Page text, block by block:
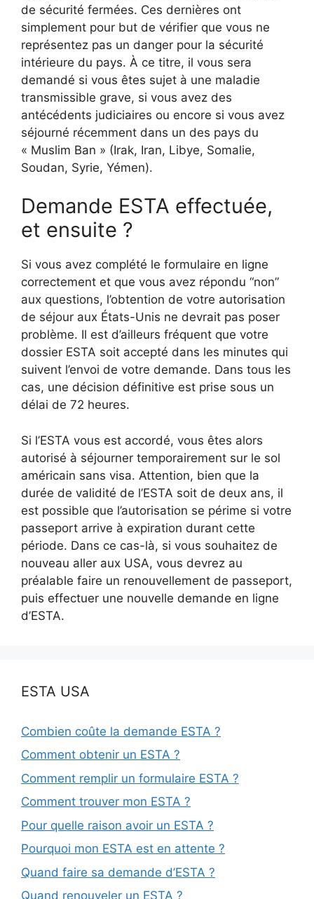
de sécurité fermées. Ces dernières ont
simplement pour but de vérifier que vous ne
représentez pas un danger pour la sécurité
intérieure du pays. À ce titre, il vous sera
demandé si vous êtes sujet à une maladie
transmissible grave, si vous avez des
antécédents judiciaires ou encore si vous avez
séjourné récemment dans un des pays du
« Muslim Ban » (Irak, Iran, Libye, Somalie,
Soudan, Syrie, Yémen).
Demande ESTA effectuée,
et ensuite ?
Si vous avez complété le formulaire en ligne
correctement et que vous avez répondu “non”
aux questions, l’obtention de votre autorisation
de séjour aux États-Unis ne devrait pas poser
problème. Il est d’ailleurs fréquent que votre
dossier ESTA soit accepté dans les minutes qui
suivent l’envoi de votre demande. Dans tous les
cas, une décision définitive est prise sous un
délai de 72 heures.
Si l’ESTA vous est accordé, vous êtes alors
autorisé à séjourner temporairement sur le sol
américain sans visa. Attention, bien que la
durée de validité de l’ESTA soit de deux ans, il
est possible que l’autorisation se périme si votre
passeport arrive à expiration durant cette
période. Dans ce cas-là, si vous souhaitez de
nouveau aller aux USA, vous devrez au
préalable faire un renouvellement de passeport,
puis effectuer une nouvelle demande en ligne
d’ESTA.
ESTA USA
Combien coûte la demande ESTA ?
Comment obtenir un ESTA ?
Comment remplir un formulaire ESTA ?
Comment trouver mon ESTA ?
Pour quelle raison avoir un ESTA ?
Pourquoi mon ESTA est en attente ?
Quand faire sa demande d’ESTA ?
Quand renouveler un ESTA ?